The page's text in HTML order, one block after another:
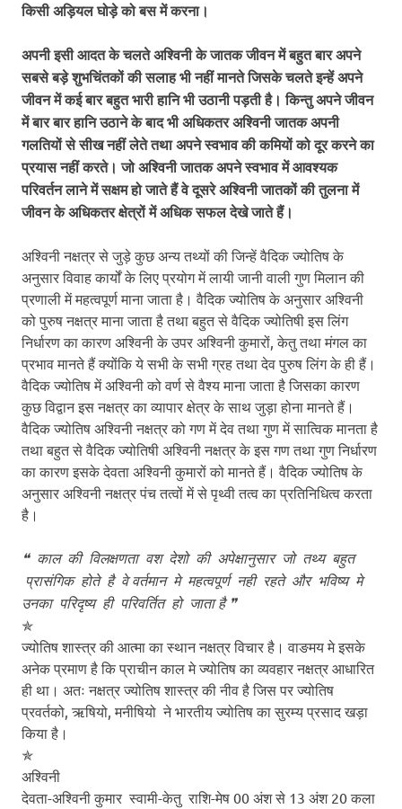
किसी अड़ियल घोड़े को बस में करना।
अपनी इसी आदत के चलते अश्विनी के जातक जीवन में बहुत बार अपने
सबसे बड़े शुभचिंतकों की सलाह भी नहीं मानते जिसके चलते इन्हें अपने
जीवन में कई बार बहुत भारी हानि भी उठानी पड़ती है। किन्तु अपने जीवन
में बार बार हानि उठाने के बाद भी अधिकतर अश्विनी जातक अपनी
गलतियों से सीख नहीं लेते तथा अपने स्वभाव की कमियों को दूर करने का
प्रयास नहीं करते। जो अश्विनी जातक अपने स्वभाव में आवश्यक
परिवर्तन लाने में सक्षम हो जाते हैं वे दूसरे अश्विनी जातकों की तुलना में
जीवन के अधिकतर क्षेत्रों में अधिक सफल देखे जाते हैं।
अश्विनी नक्षत्र से जुड़े कुछ अन्य तथ्यों की जिन्हें वैदिक ज्योतिष के
अनुसार विवाह कार्यों के लिए प्रयोग में लायी जानी वाली गुण मिलान की
प्रणाली में महत्वपूर्ण माना जाता है। वैदिक ज्योतिष के अनुसार अश्विनी
को पुरुष नक्षत्र माना जाता है तथा बहुत से वैदिक ज्योतिषी इस लिंग
निर्धारण का कारण अश्विनी के उपर अश्विनी कुमारों, केतु तथा मंगल का
प्रभाव मानते हैं क्योंकि ये सभी के सभी ग्रह तथा देव पुरुष लिंग के ही हैं।
वैदिक ज्योतिष में अश्विनी को वर्ण से वैश्य माना जाता है जिसका कारण
कुछ विद्वान इस नक्षत्र का व्यापार क्षेत्र के साथ जुड़ा होना मानते हैं।
वैदिक ज्योतिष अश्विनी नक्षत्र को गण में देव तथा गुण में सात्विक मानता है
तथा बहुत से वैदिक ज्योतिषी अश्विनी नक्षत्र के इस गण तथा गुण निर्धारण
का कारण इसके देवता अश्विनी कुमारों को मानते हैं। वैदिक ज्योतिष के
अनुसार अश्विनी नक्षत्र पंच तत्वों में से पृथ्वी तत्व का प्रतिनिधित्व करता
है।
❝ काल की विलक्षणता वश देशो की अपेक्षानुसार जो तथ्य बहुत
प्रासंगिक होते है वे वर्तमान मे महत्वपूर्ण नही रहते और भविष्य मे
उनका परिदृष्य ही परिवर्तित हो जाता है ❞
✯
ज्योतिष शास्त्र की आत्मा का स्थान नक्षत्र विचार है। वाङमय मे इसके
अनेक प्रमाण है कि प्राचीन काल मे ज्योतिष का व्यवहार नक्षत्र आधारित
ही था। अतः नक्षत्र ज्योतिष शास्त्र की नीव है जिस पर ज्योतिष
प्रवर्तको, ऋषियो, मनीषियो ने भारतीय ज्योतिष का सुरम्य प्रसाद खड़ा
किया है।
✯
अश्विनी
देवता-अश्विनी कुमार स्वामी-केतु राशि-मेष 00 अंश से 13 अंश 20 कला